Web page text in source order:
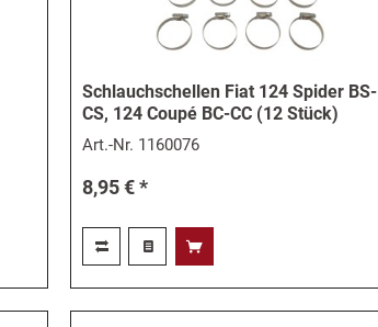
Schlauchschellen Fiat 124 Spider BS-
CS, 124 Coupé BC-CC (12 Stück)
Art.-Nr. 1160076
8,95 € *